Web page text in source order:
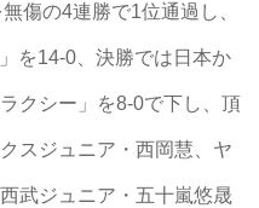
傷の4連勝で1位通過し、
を14-0、決勝では日本か
クシー」を8-0で下し、頂
スジュニア・西岡慧、ヤ
武ジュニア・五十嵐悠晟